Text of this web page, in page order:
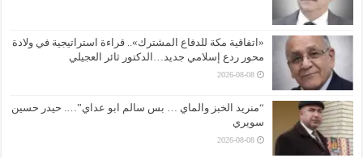
«اتفاقية مكة للدفاع المشترك».. قراءة استراتيجية في ولادة
محور ردع إسلامي جديد…الدكتور ثائر العجيلي
2026-08-08
“منريد الخبز والماي … بس سالم ابو عداي”…. حيدر حسين
سويري
2026-08-08